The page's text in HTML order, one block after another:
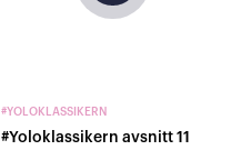
#YOLOKLASSIKERN
#Yoloklassikern avsnitt 11